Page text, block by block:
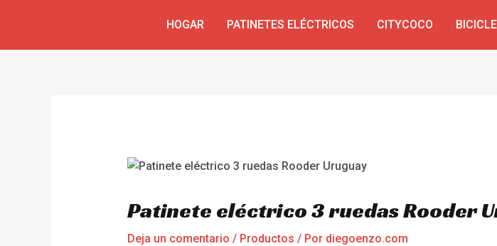
HOGAR PATINETES ELÉCTRICOS CITYCOCO
Patinete eléctrico 3 ruedas Rooder
Deja un comentario / Productos / Por diegoenzo.com